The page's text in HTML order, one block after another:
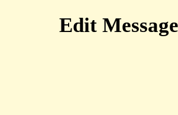
Edit Message